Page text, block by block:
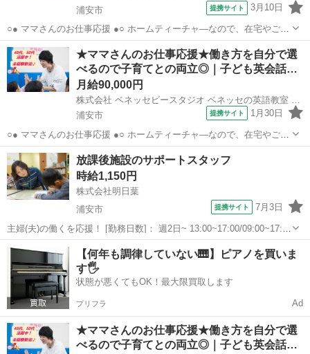
浦安市
提携サイト 3月10日
○● ママさんのお仕事応援 ●○ ホームティーチャ—なので、在宅やご自
宅近くでの勤務！ ご家庭の都合に応じて、週1日～開校日なども調整
可能です。 ○● 未経験からの「英語の先生」デビューも大歓迎 ●○ ・開
校以降は教室運営...
千葉 浦安市 その他
★ママさんのお仕事応援★働き方を自分で選
べるので子育てとの両立◎｜子ども英会話…
月給90,000円
株式会社 ベネッセビースタジオ ベネッセの英語教室 BE studio
浦安市
提携サイト 1月30日
○● ママさんのお仕事応援 ●○ ホームティーチャ—なので、在宅やご自
宅近くでの勤務！ ご家庭の都合に応じて、週1日～開校日なども調整
可能です。 ○● 未経験からの「英語の先生」デビューも大歓迎 ●○ ・開
校以降は教室運営...
千葉 浦安市 その他
放課後施設のサポートスタッフ
時給1,150円
株式会社明日葉
浦安市
提携サイト 7月3日
主婦(夫)の働くを応援！ [勤務日数]： 週2日~ 13:00~17:00/09:00~17:00
[勤務地・最寄駅]： 千葉県浦安市美浜5-12-1 浦安市美浜北放課後うら
っこクラブ 新浦安駅徒歩5分 [職種名]：...
千葉 浦安市 その他
【何年も調律していない🎹】ピアノを買いま
す🖐️
状態が悪くてもOK！最大限買取します
プリフラ Ad
★ママさんのお仕事応援★働き方を自分で選
べるので子育てとの両立◎｜子ども英会話…